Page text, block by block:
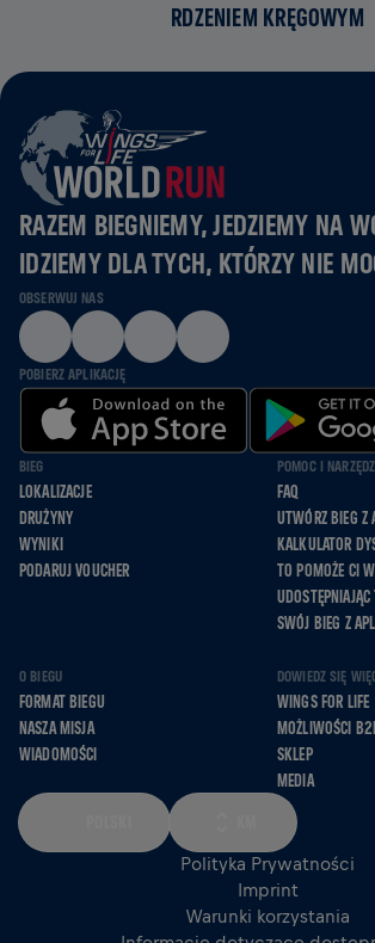
RDZENIEM KRĘGOWYM
RAZEM BIEGNIEMY, JEDZIEMY NA
IDZIEMY DLA TYCH, KTÓRZY NIE
OBSERWUJ NAS
POBIERZ APLIKACJĘ
BIEG
LOKALIZACJE
DRUŻYNY
WYNIKI
PODARUJ VOUCHER
POMOC I
FAQ
UTWÓRZ BIEG Z
KALKULATOR
TO POMOŻE CI
SWÓJ BIEG Z
O BIEGU
FORMAT BIEGU
NASZA MISJA
WIADOMOŚCI
DOWIEDZ SIĘ
WINGS FOR LIFE
MOŻLIWOŚCI
SKLEP
MEDIA
Polityka Prywatności
Imprint
Warunki korzystania